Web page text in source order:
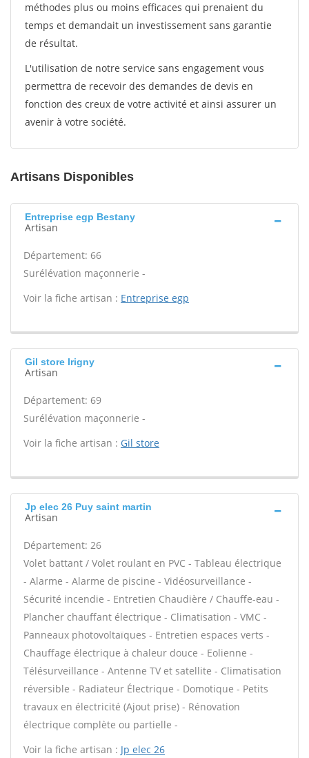
méthodes plus ou moins efficaces qui prenaient du
temps et demandait un investissement sans garantie
de résultat.
L'utilisation de notre service sans engagement vous
permettra de recevoir des demandes de devis en
fonction des creux de votre activité et ainsi assurer un
avenir à votre société.
Artisans Disponibles
Entreprise egp Bestany
Artisan
Département: 66
Surélévation maçonnerie -
Voir la fiche artisan : Entreprise egp
Gil store Irigny
Artisan
Département: 69
Surélévation maçonnerie -
Voir la fiche artisan : Gil store
Jp elec 26 Puy saint martin
Artisan
Département: 26
Volet battant / Volet roulant en PVC - Tableau électrique
- Alarme - Alarme de piscine - Vidéosurveillance -
Sécurité incendie - Entretien Chaudière / Chauffe-eau -
Plancher chauffant électrique - Climatisation - VMC -
Panneaux photovoltaïques - Entretien espaces verts -
Chauffage électrique à chaleur douce - Eolienne -
Télésurveillance - Antenne TV et satellite - Climatisation
réversible - Radiateur Électrique - Domotique - Petits
travaux en électricité (Ajout prise) - Rénovation
électrique complète ou partielle -
Voir la fiche artisan : Jp elec 26